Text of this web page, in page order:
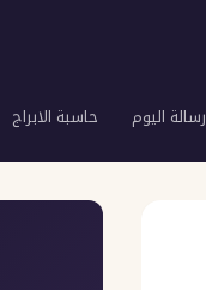
رسالة اليوم حاسبة الابراج